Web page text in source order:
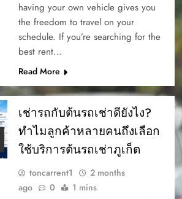
having your own vehicle gives you
the freedom to travel on your
schedule. If you’re searching for the
best rent…
Read More
เช่ารถกับต้นรถเช่าดียังไง?
ทำไมลูกค้าหลายคนถึงเลือก
ใช้บริการต้นรถเช่าภูเก็ต
toncarrent1
2 months
ago
0 1 mins